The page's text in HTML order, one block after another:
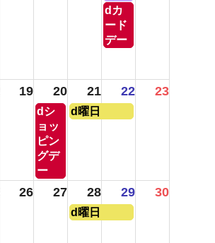
土
曜
日,
15th
2026
dカ
ード
デー
19 20 21 22 23
木
曜
日,
8
月
20th
2026
dシ
ョッ
ピン
グデ
ー
金
21st
2026
d曜日
26 27 28 29 30
金
d曜日